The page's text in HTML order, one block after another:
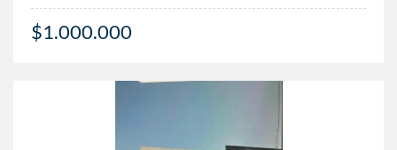
$1.000.000